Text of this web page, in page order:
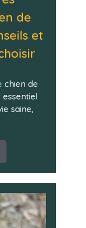
de
et
chien de
saine,